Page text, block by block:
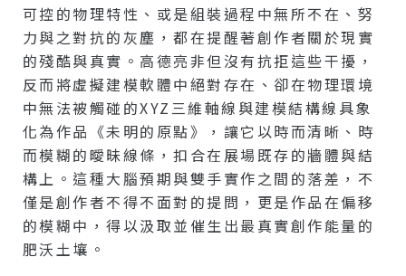
可控的物理特性、或是組裝過程中無所不在、努
力與之對抗的灰塵，都在提醒著創作者關於現實
的殘酷與真實。高德亮非但沒有抗拒這些干擾，
反而將虛擬建模軟體中絕對存在、卻在物理環境
中無法被觸碰的XYZ三維軸線與建模結構線具象
化為作品《未明的原點》，讓它以時而清晰、時
而模糊的曖昧線條，扣合在展場既存的牆體與結
構上。這種大腦預期與雙手實作之間的落差，不
僅是創作者不得不面對的提問，更是作品在偏移
的模糊中，得以汲取並催生出最真實創作能量的
肥沃土壤。